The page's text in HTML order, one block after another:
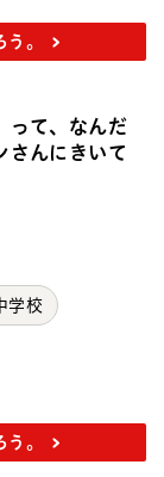
。
って、なんだ
さんにきいて
学校
。